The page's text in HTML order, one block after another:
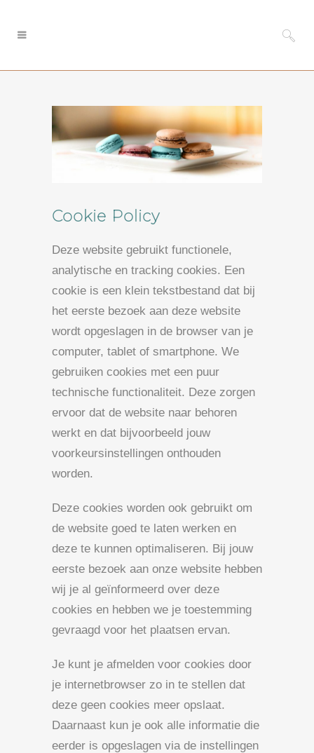
Cookie Policy
Deze website gebruikt functionele,
analytische en tracking cookies. Een
cookie is een klein tekstbestand dat bij
het eerste bezoek aan deze website
wordt opgeslagen in de browser van je
computer, tablet of smartphone. We
gebruiken cookies met een puur
technische functionaliteit. Deze zorgen
ervoor dat de website naar behoren
werkt en dat bijvoorbeeld jouw
voorkeursinstellingen onthouden
worden.
Deze cookies worden ook gebruikt om
de website goed te laten werken en
deze te kunnen optimaliseren. Bij jouw
eerste bezoek aan onze website hebben
wij je al geïnformeerd over deze
cookies en hebben we je toestemming
gevraagd voor het plaatsen ervan.
Je kunt je afmelden voor cookies door
je internetbrowser zo in te stellen dat
deze geen cookies meer opslaat.
Daarnaast kun je ook alle informatie die
eerder is opgeslagen via de instellingen